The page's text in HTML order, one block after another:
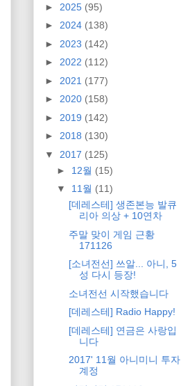
► 2025 (95)
► 2024 (138)
► 2023 (142)
► 2022 (112)
► 2021 (177)
► 2020 (158)
► 2019 (142)
► 2018 (130)
▼ 2017 (125)
► 12월 (15)
▼ 11월 (11)
[데레스테] 생존본능 발큐
리아 의상 + 10연차
주말 맞이 게임 근황
171126
[소녀전선] 쓰알... 아니, 5
성 다시 등장!
소녀전선 시작했습니다
[데레스테] Radio Happy!
[데레스테] 연금은 사랑입
니다
2017' 11월 아니미니 투자
계정